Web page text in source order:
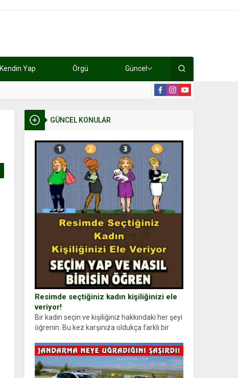
Kendin Yap Örgü Güncel
GÜNCEL KONULAR
Resimde seçtiğiniz kadın kişiliğinizi ele
veriyor!
Bir kadın seçin ve kişiliğiniz hakkındaki her şeyi
öğrenin. Bu kez karşınıza oldukça farklı bir
kadın figürlerinden dikkatinizi en...